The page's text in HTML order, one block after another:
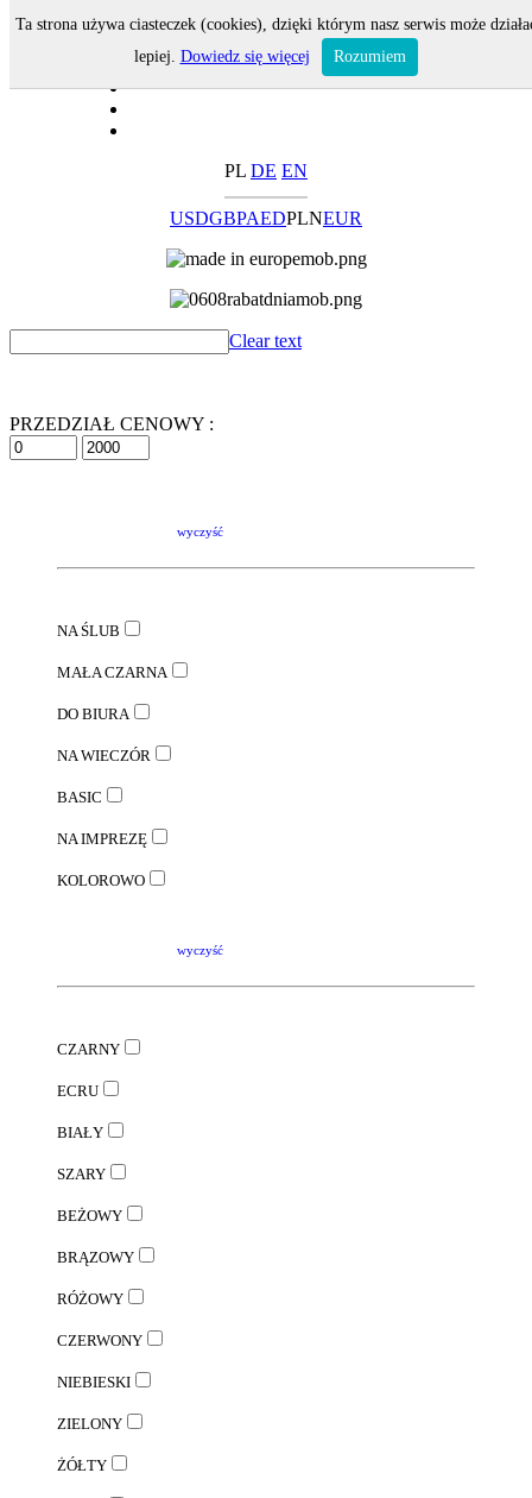
PL DE EN
USDGBPAEDPLNEUR
Clear text
PRZEDZIAŁ CENOWY :
wyczyść
NA ŚLUB
MAŁA CZARNA
DO BIURA
NA WIECZÓR
BASIC
NA IMPREZĘ
KOLOROWO
wyczyść
CZARNY
ECRU
BIAŁY
SZARY
BEŻOWY
BRĄZOWY
RÓŻOWY
CZERWONY
NIEBIESKI
ZIELONY
ŻÓŁTY
Ta strona używa ciasteczek (cookies), dzięki którym nasz serwis może
lepiej. Dowiedz się więcej Rozumiem